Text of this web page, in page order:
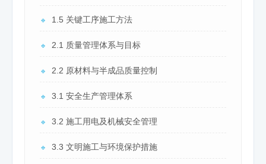
🔹 1.5 关键工序施工方法
🔹 2.1 质量管理体系与目标
🔹 2.2 原材料与半成品质量控制
🔹 3.1 安全生产管理体系
🔹 3.2 施工用电及机械安全管理
🔹 3.3 文明施工与环境保护措施